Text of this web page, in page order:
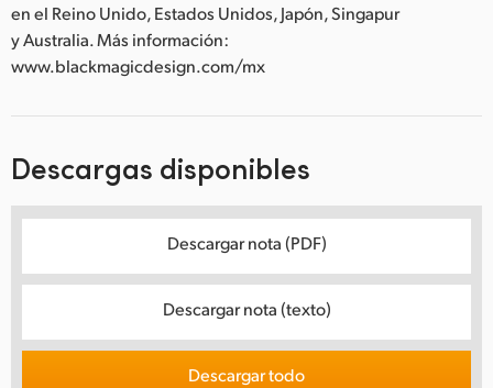
en el Reino Unido, Estados Unidos, Japón, Singapur
y Australia. Más información:
www.blackmagicdesign.com/mx
Descargas disponibles
Descargar nota (PDF)
Descargar nota (texto)
Descargar todo